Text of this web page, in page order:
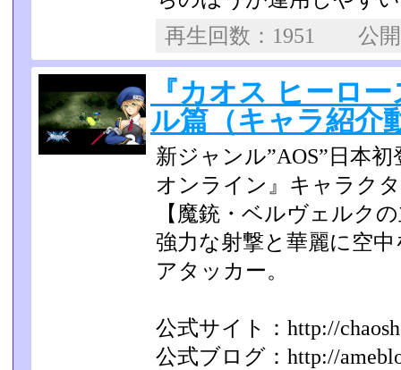
再生回数：1951
『カオス ヒーロ
ル篇（キャラ紹
新ジャンル”AOS”日本
オンライン』キャラク
【魔銃・ベルヴェルク
強力な射撃と華麗に空
アタッカー。
公式サイト：http://
公式ブログ：http://